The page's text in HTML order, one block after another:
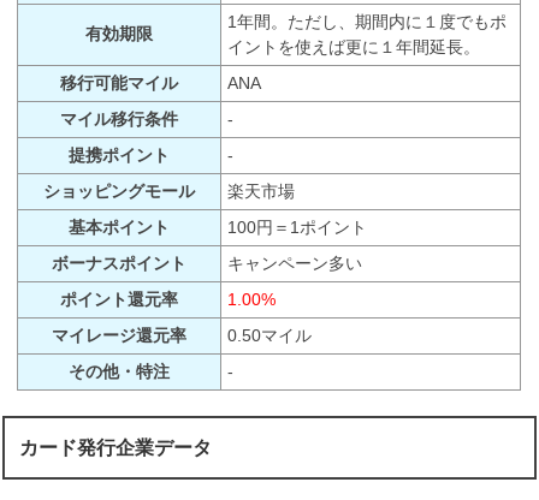
有効期限
1年間。ただし、期間内に１度でもポ
イントを使えば更に１年間延長。
移行可能マイル
ANA
マイル移行条件
-
提携ポイント
-
ショッピングモール
楽天市場
基本ポイント
100円＝1ポイント
ボーナスポイント
キャンペーン多い
ポイント還元率
1.00%
マイレージ還元率
0.50マイル
その他・特注
-
カード発行企業データ